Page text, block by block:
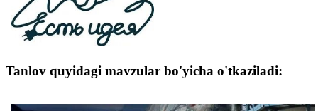
Tanlov quyidagi mavzular bo'yicha o'tkaziladi: